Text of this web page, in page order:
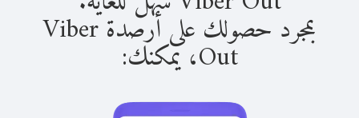
بمجرد حصولك على أرصدة Viber
Out، يمكنك: